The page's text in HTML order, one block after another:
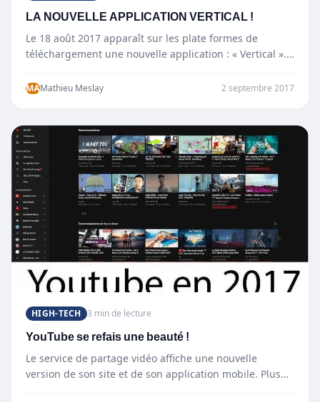
LA NOUVELLE APPLICATION VERTICAL !
Le 18 août 2017 apparaît sur les plate formes de
téléchargement une nouvelle application : « Vertical ».
MAMathieu Meslay 2 septembre 2017
HIGH-TECH 3 min de lecture
YouTube se refais une beauté !
Le service de partage vidéo affiche une nouvelle
version de son site et de son application mobile. Plus…